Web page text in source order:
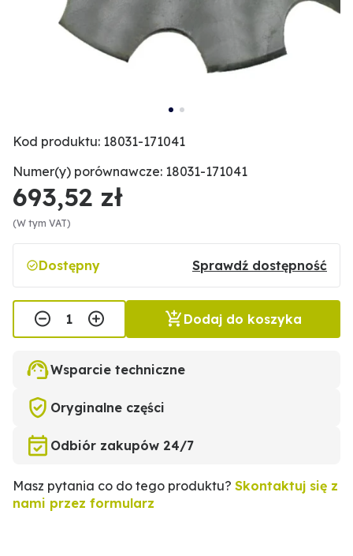
Kod produktu: 18031-171041
Numer(y) porównawcze: 18031-171041
693,52 zł
(W tym VAT)
Dostępny Sprawdź dostępność
Dodaj do koszyka
Wsparcie techniczne
Oryginalne części
Odbiór zakupów 24/7
Masz pytania co do tego produktu? Skontaktuj się z
nami przez formularz